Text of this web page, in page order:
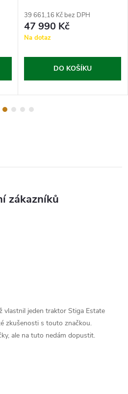
39 661,16 Kč bez DPH
47 990 Kč
Na dotaz
DO KOŠÍKU
zákazníků
vlastnil jeden traktor Stiga Estate
zkušenosti s touto značkou.
ale na tuto nedám dopustit.